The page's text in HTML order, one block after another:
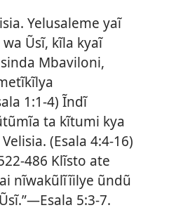
Yelusaleme yaĩ
Ũsĩ, kĩla kyaĩ
Mbaviloni,
1:1-4) Ĩndĩ
ta kĩtumi kya
(Esala 4:4-16)
486 Klĩsto ate
nĩwakũlĩĩilye ũndũ
—Esala 5:3-7.